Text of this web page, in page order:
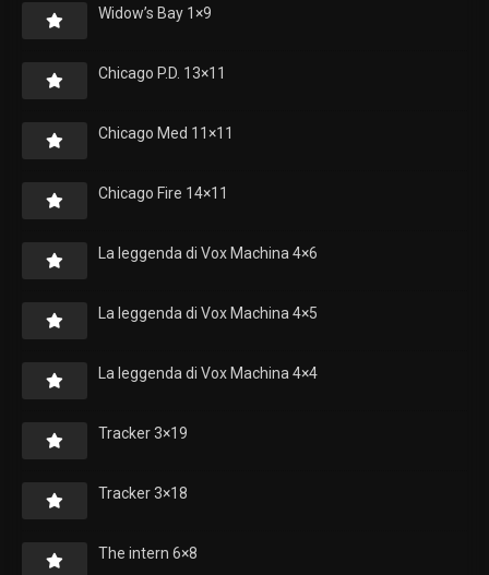
Widow’s Bay 1×9
Chicago P.D. 13×11
Chicago Med 11×11
Chicago Fire 14×11
La leggenda di Vox Machina 4×6
La leggenda di Vox Machina 4×5
La leggenda di Vox Machina 4×4
Tracker 3×19
Tracker 3×18
The intern 6×8